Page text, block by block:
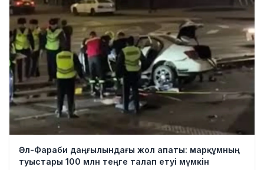
Әл-Фараби даңғылындағы жол апаты: марқұмның
туыстары 100 млн теңге талап етуі мүмкін